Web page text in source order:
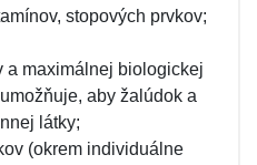
stopových prvkov;
a maximálnej biologickej
aby žalúdok a
látky;
(okrem individuálne